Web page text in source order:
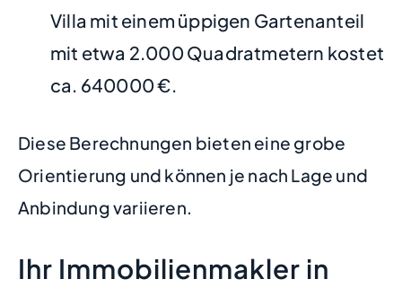
Villa mit einem üppigen Gartenanteil
mit etwa 2.000 Quadratmetern kostet
ca. 640000 €.
Diese Berechnungen bieten eine grobe
Orientierung und können je nach Lage und
Anbindung variieren.
Ihr Immobilienmakler in